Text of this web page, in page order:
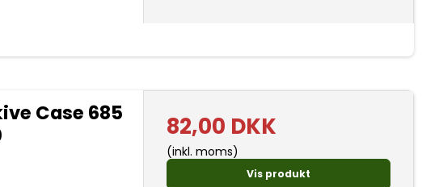
Case 685
82,00 DKK
(inkl. moms)
Vis produkt